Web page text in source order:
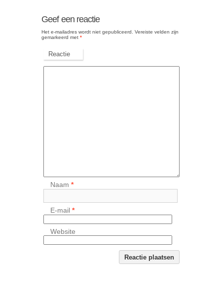
Geef een reactie
Het e-mailadres wordt niet gepubliceerd.
Vereiste velden zijn
gemarkeerd met *
Reactie
Naam*
E-mail*
Website